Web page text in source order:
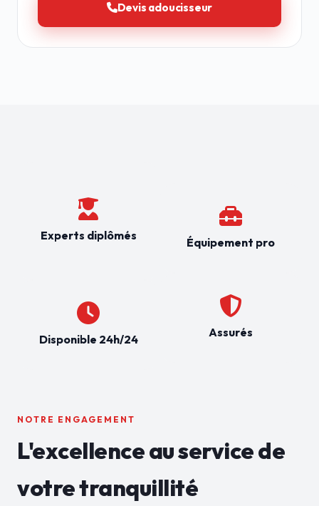
Devis adoucisseur
Experts diplômés
Disponible 24h/24
Équipement pro
Assurés
NOTRE ENGAGEMENT
L'excellence au service de
votre tranquillité